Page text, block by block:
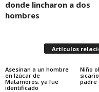
donde lincharon a dos
hombres
Artículos
Asesinan a un hombre
en Izúcar de
Matamoros; ya fue
identificado
Niño
padre